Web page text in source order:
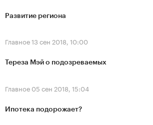
Развитие региона
Главное13 сен 2018, 10:00
Тереза Мэй о подозреваемых
Главное 05 сен 2018, 15:04
Ипотека подорожает?